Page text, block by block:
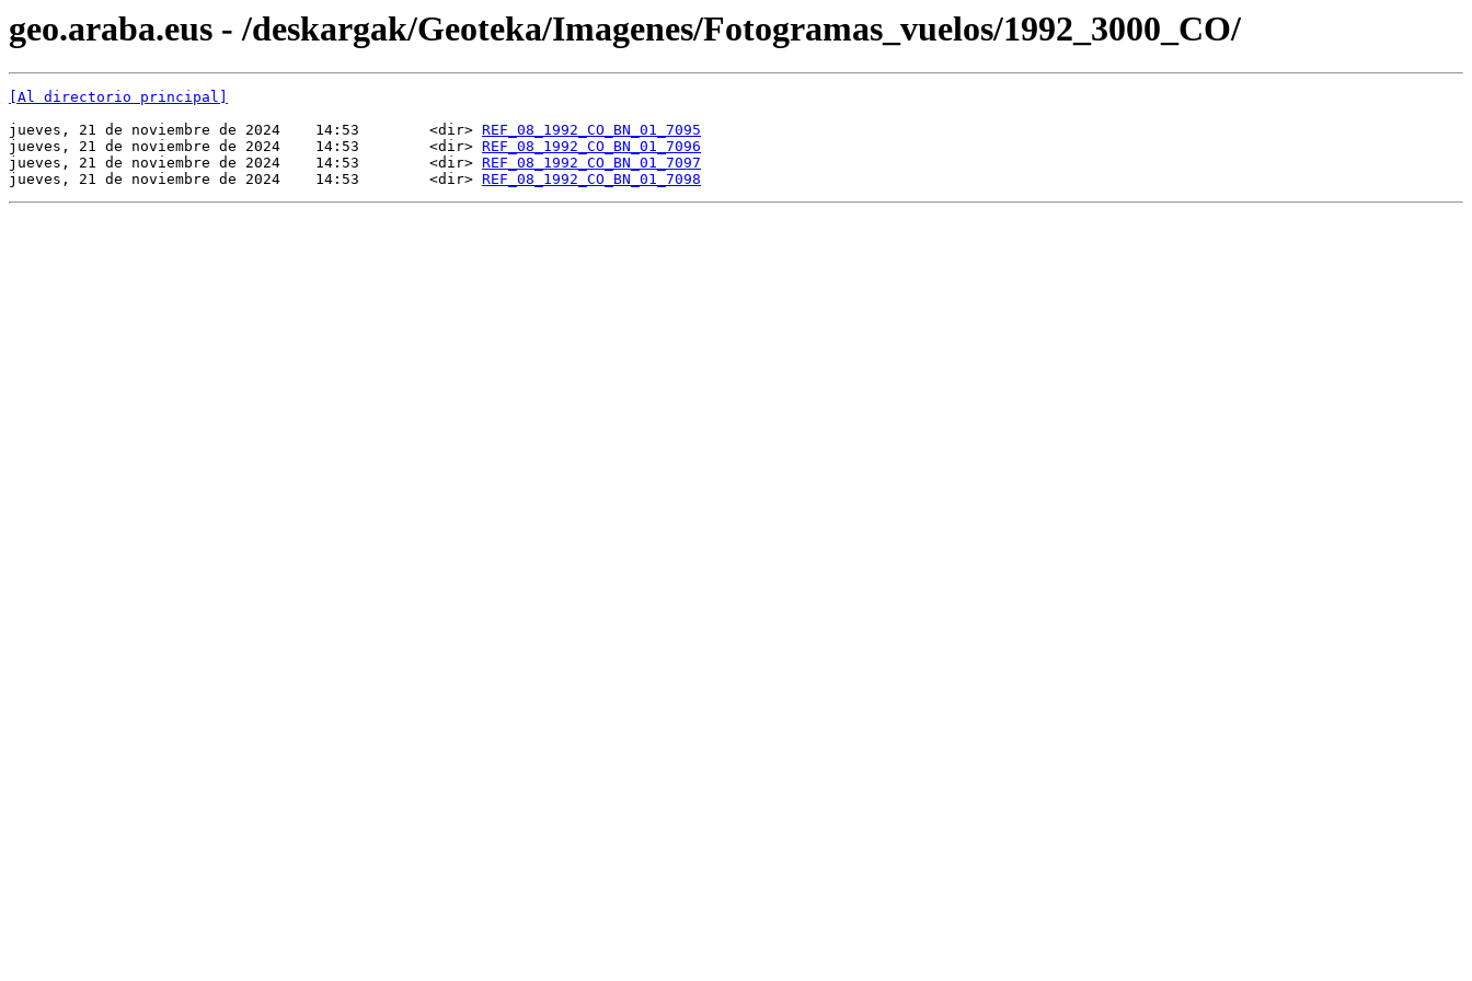
geo.araba.eus - /deskargak/Geoteka/Imagenes/Fotogramas_vuelos/1992_3000_CO/
[Al directorio principal]
jueves, 21 de noviembre de 2024    14:53        <dir> REF_08_1992_CO_BN_01_7095
jueves, 21 de noviembre de 2024    14:53        <dir> REF_08_1992_CO_BN_01_7096
jueves, 21 de noviembre de 2024    14:53        <dir> REF_08_1992_CO_BN_01_7097
jueves, 21 de noviembre de 2024    14:53        <dir> REF_08_1992_CO_BN_01_7098